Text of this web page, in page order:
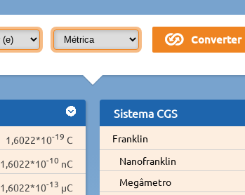
1,6022*10-19 C
1,6022*10-10 nC
1,6022*10-13 µC
Sistema CGS
Franklin
Nanofranklin
Megâmetro